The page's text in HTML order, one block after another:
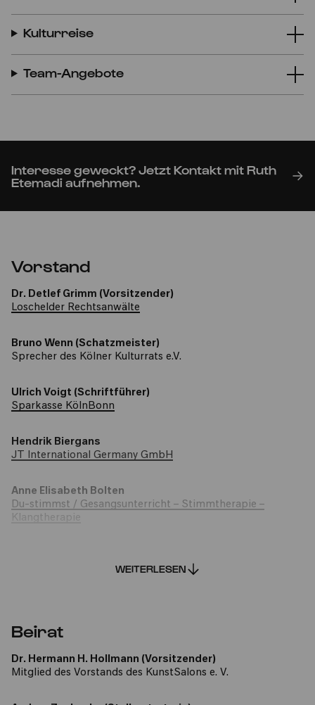
Kulturreise
Team-Angebote
Interesse geweckt? Jetzt Kontakt mit Ruth
Etemadi aufnehmen.
Vorstand
Dr. Detlef Grimm (Vorsitzender)
Loschelder Rechtsanwälte
Bruno Wenn (Schatzmeister)
Sprecher des Kölner Kulturrats e.V.
Ulrich Voigt (Schriftführer)
Sparkasse KölnBonn
Hendrik Biergans
JT International Germany GmbH
Anne Elisabeth Bolten
Du-stimmst / Gesangsunterricht – Stimmtherapie –
Klangtherapie
Dr. Kai-Peter Schuster
Klinik am Ring
Jörg Will
WEITERLESEN
Beirat
Dr. Hermann H. Hollmann (Vorsitzender)
Mitglied des Vorstands des KunstSalons e. V.